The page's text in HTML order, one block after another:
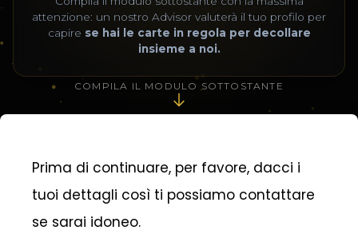
attenzione: un nostro Advisor valuterà il tuo profilo per
capire se hai le carte in regola per decollare
insieme a noi.
COMPILA IL MODULO SOTTOSTANTE
Prima di continuare, per favore, dacci i
tuoi dettagli così ti possiamo contattare
se sarai idoneo.